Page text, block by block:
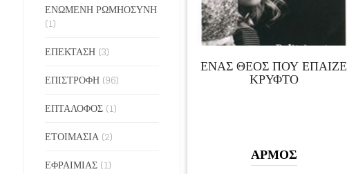
ΕΝΑΣ ΘΕΟΣ ΠΟΥ ΕΠΑΙΖΕ
ΚΡΥΦΤΟ
ΑΡΜΟΣ
ΕΝΩΜΕΝΗ ΡΩΜΗΟΣΥΝΗ
(1)
ΕΠΕΚΤΑΣΗ (3)
ΕΠΙΣΤΡΟΦΗ (96)
ΕΠΤΑΛΟΦΟΣ (1)
ΕΤΟΙΜΑΣΙΑ (2)
ΕΦΡΑΙΜΙΑΣ (1)